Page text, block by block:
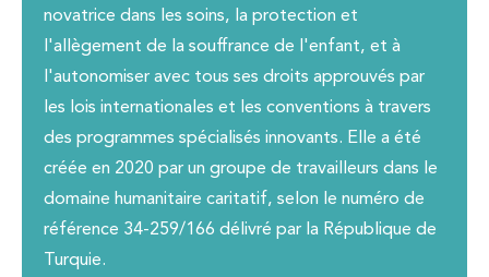
novatrice dans les soins, la protection et
l'allègement de la souffrance de l'enfant, et à
l'autonomiser avec tous ses droits approuvés par
les lois internationales et les conventions à travers
des programmes spécialisés innovants. Elle a été
créée en 2020 par un groupe de travailleurs dans le
domaine humanitaire caritatif, selon le numéro de
référence 34-259/166 délivré par la République de
Turquie.